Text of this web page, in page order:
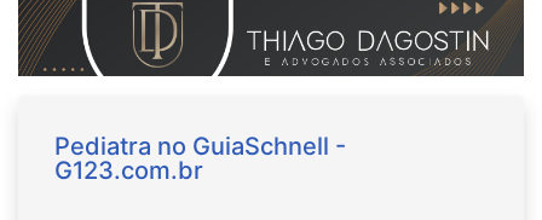
Pediatra no GuiaSchnell -
G123.com.br